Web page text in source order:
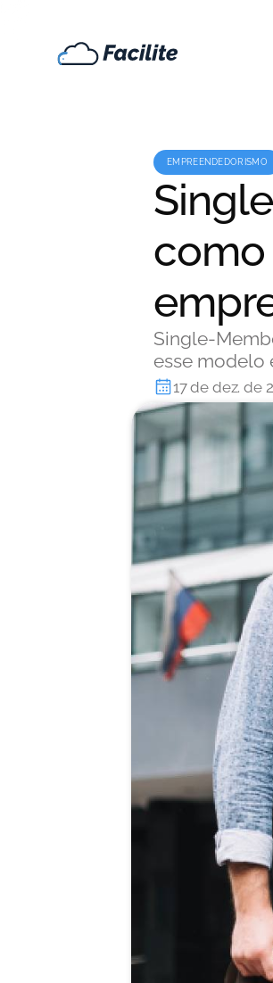
EMPREENDEDORISMO
como
Single-
esse modelo
17 de dez. de